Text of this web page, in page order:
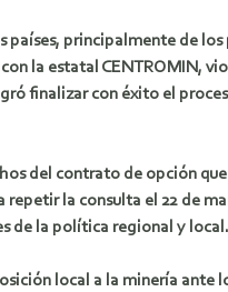
principalmente de los
la estatal CENTROMIN,
finalizar con éxito el
del contrato de opción
la consulta el 22 de
de la política regional y local.
local a la minería ante